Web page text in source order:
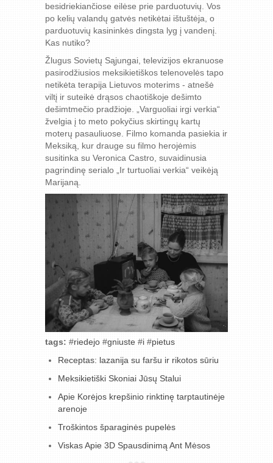
besidriekiančiose eilėse prie parduotuvių. Vos
po kelių valandų gatvės netikėtai ištuštėja, o
parduotuvių kasininkės dingsta lyg į vandenį.
Kas nutiko?
Žlugus Sovietų Sąjungai, televizijos ekranuose
pasirodžiusios meksikietiškos telenovelės tapo
netikėta terapija Lietuvos moterims - atnešė
viltį ir suteikė drąsos chaotiškoje dešimto
dešimtmečio pradžioje. „Varguoliai irgi verkia“
žvelgia į to meto pokyčius skirtingų kartų
moterų pasauliuose. Filmo komanda pasiekia ir
Meksiką, kur drauge su filmo herojėmis
susitinka su Veronica Castro, suvaidinusia
pagrindinę serialo „Ir turtuoliai verkia“ veikėją
Marijaną.
tags: #riedejo #gniuste #i #pietus
Receptas: lazanija su faršu ir rikotos sūriu
Meksikietiški Skoniai Jūsų Stalui
Apie Korėjos krepšinio rinktinę tarptautinėje
arenoje
Troškintos šparaginės pupelės
Viskas Apie 3D Spausdinimą Ant Mėsos